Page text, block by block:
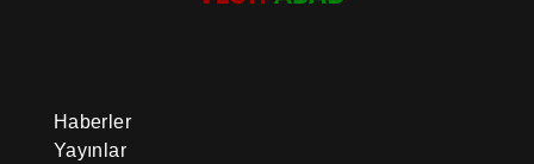
Haberler
Yayınlar